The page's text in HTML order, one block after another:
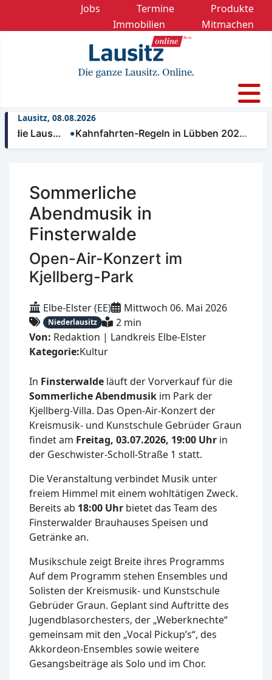
Jobs Termine
Produkte
Immobilien
Mitmachen
Lausitz, 08.08.2026
Laus… Kahnfahrten-Regeln in Lübben 202…
Sommerliche
Abendmusik in
Finsterwalde
Open-Air-Konzert im
Kjellberg-Park
Elbe-Elster (EE) Mittwoch 06. Mai 2026
Niederlausitz
2 min
Von: Redaktion | Landkreis Elbe-Elster
Kategorie:Kultur
In Finsterwalde läuft der Vorverkauf für die
Sommerliche Abendmusik im Park der
Kjellberg-Villa. Das Open-Air-Konzert der
Kreismusik- und Kunstschule Gebrüder Graun
findet am Freitag, 03.07.2026, 19:00 Uhr in
der Geschwister-Scholl-Straße 1 statt.
Die Veranstaltung verbindet Musik unter
freiem Himmel mit einem wohltätigen Zweck.
Bereits ab 18:00 Uhr bietet das Team des
Finsterwalder Brauhauses Speisen und
Getränke an.
Musikschule zeigt Breite ihres Programms
Auf dem Programm stehen Ensembles und
Solisten der Kreismusik- und Kunstschule
Gebrüder Graun. Geplant sind Auftritte des
Jugendblasorchesters, der „Weberknechte“
gemeinsam mit den „Vocal Pickup’s“, des
Akkordeon-Ensembles sowie weitere
Gesangsbeiträge als Solo und im Chor.